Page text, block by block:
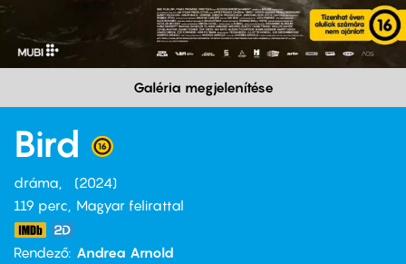
Galéria megjelenítése
Bird
dráma
2024
119 perc,
Magyar felirattal
Rendező Andrea Arnold